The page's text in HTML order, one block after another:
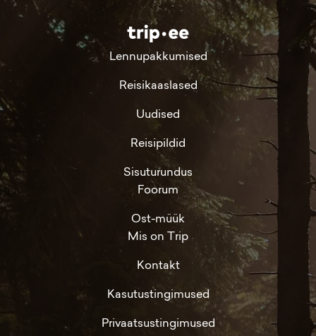
Lennupakkumised
Reisikaaslased
Uudised
Reisipildid
Sisuturundus
Foorum
Ost-müük
Mis on Trip
Kontakt
Kasutustingimused
Privaatsustingimused